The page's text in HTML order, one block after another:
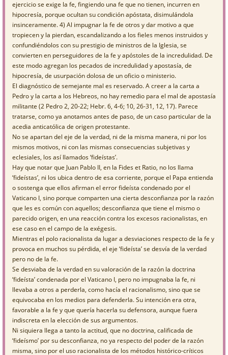
ejercicio se exige la fe, fingiendo una fe que no tienen, incurren en
hipocresía, porque ocultan su condición apóstata, disimulándola
insinceramente. 4) Al impugnar la fe de otros y dar motivo a que
tropiecen y la pierdan, escandalizando a los fieles menos instruidos y
confundiéndolos con su prestigio de ministros de la Iglesia, se
convierten en perseguidores de la fe y apóstoles de la incredulidad. De
este modo agregan los pecados de incredulidad y apostasía, de
hipocresía, de usurpación dolosa de un oficio o ministerio.
El diagnóstico de semejante mal es reservado. A creer a la carta a
Pedro y la carta a los Hebreos, no hay remedio para el mal de apostasía
militante (2 Pedro 2, 20-22; Hebr. 6, 4-6; 10, 26-31, 12, 17). Parece
tratarse, como ya anotamos antes de paso, de un caso particular de la
acedia anticatólica de origen protestante.
No se apartan del eje de la verdad, ni de la misma manera, ni por los
mismos motivos, ni con las mismas consecuencias subjetivas y
eclesiales, los así llamados ‘fideístas’.
Hay que notar que Juan Pablo II, en la Fides et Ratio, no los llama
‘fideístas’, ni los ubica dentro de esa corriente, porque el Papa entienda
o sostenga que ellos afirman el error fideísta condenado por el
Vaticano I, sino porque comparten una cierta desconfianza por la razón
que les es común con aquellos; desconfianza que tiene el mismo o
parecido origen, en una reacción contra los excesos racionalistas, en
ese caso en el campo de la exégesis.
Mientras el polo racionalista da lugar a desviaciones respecto de la fe y
provoca en muchos su pérdida, el eje ‘fideísta’ se desvía de la verdad
pero no de la fe.
Se desviaba de la verdad en su valoración de la razón la doctrina
‘fideísta’ condenada por el Vaticano I, pero no impugnaba la fe, ni
llevaba a otros a perderla, como hacía el racionalismo, sino que se
equivocaba en los medios para defenderla. Su intención era otra,
favorable a la fe y que quería hacerla su defensora, aunque fuera
indiscreta en la elección de sus argumentos.
Ni siquiera llega a tanto la actitud, que no doctrina, calificada de
‘fideísmo’ por su desconfianza, no ya respecto del poder de la razón
misma, sino por el uso racionalista de los métodos histórico-críticos